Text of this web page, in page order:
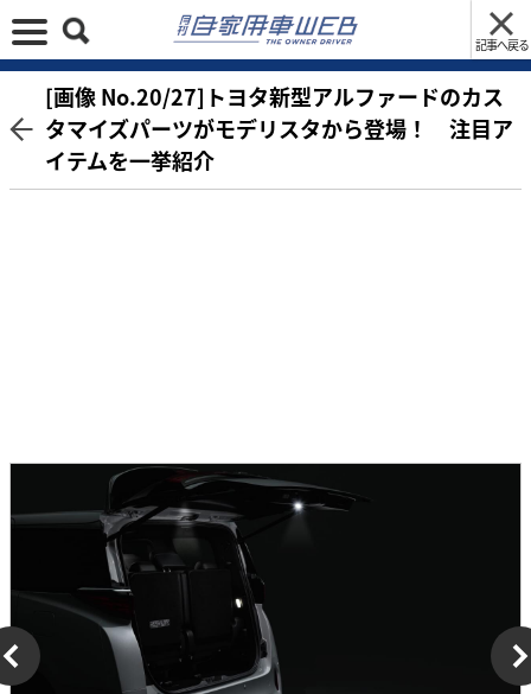
記事へ戻る
[画像 No.20/27]トヨタ新型アルファードのカス
タマイズパーツがモデリスタから登場！ 注目ア
イテムを一挙紹介